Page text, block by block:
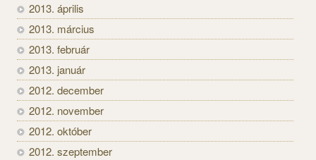
2013. április
2013. március
2013. február
2013. január
2012. december
2012. november
2012. október
2012. szeptember